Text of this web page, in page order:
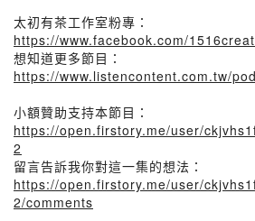
太初有茶工作室粉專：
https://www.facebook.com/
想知道更多節目：
https://www.listencontent.com.tw/
小額贊助支持本節目：
https://open.firstory.me/user/
2
留言告訴我你對這一集的想法：
https://open.firstory.me/user/
2/comments